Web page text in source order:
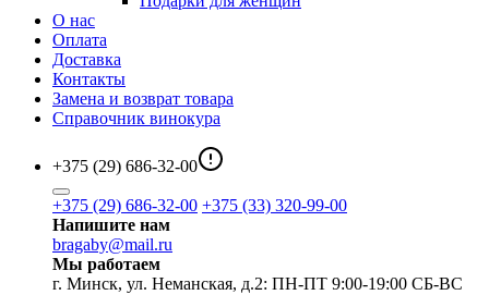
О нас
Оплата
Доставка
Контакты
Замена и возврат товара
Справочник винокура
+375 (29) 686-32-00
+375 (29) 686-32-00 +375 (33) 320-99-00
Напишите нам
bragaby@mail.ru
Мы работаем
г. Минск, ул. Неманская, д.2: ПН-ПТ 9:00-19:00 СБ-ВС